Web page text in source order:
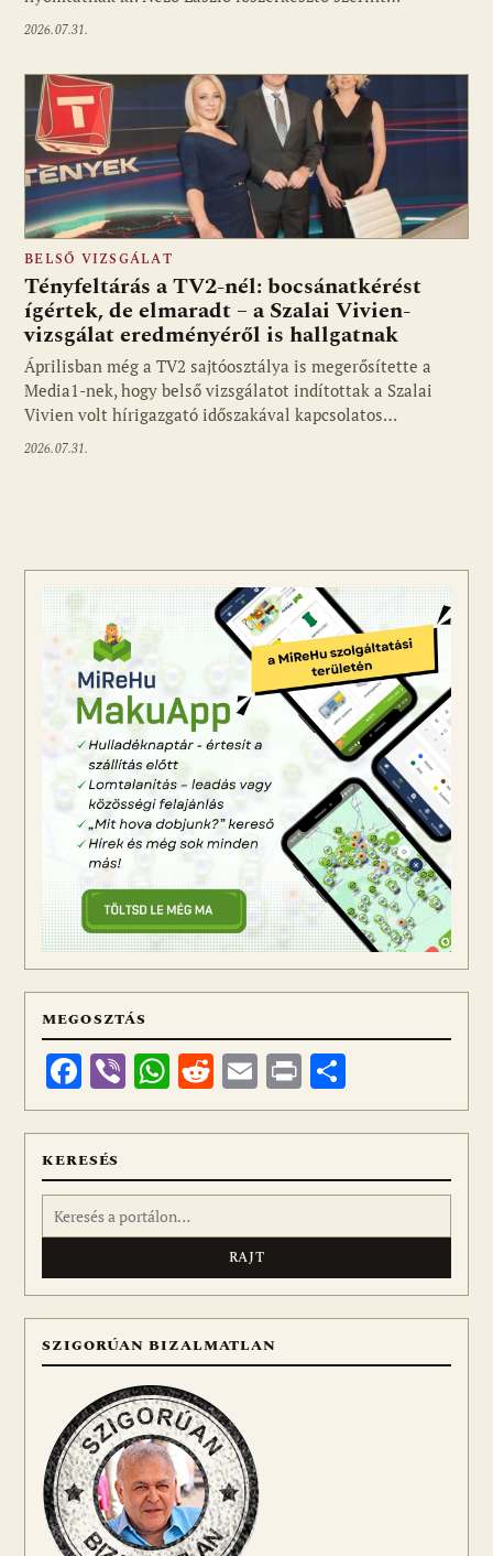
2026.07.31.
BELSŐ VIZSGÁLAT
Tényfeltárás a TV2-nél: bocsánatkérést
ígértek, de elmaradt – a Szalai Vivien-
vizsgálat eredményéről is hallgatnak
Áprilisban még a TV2 sajtóosztálya is megerősítette a
Media1-nek, hogy belső vizsgálatot indítottak a Szalai
Vivien volt hírigazgató időszakával kapcsolatos…
2026.07.31.
MEGOSZTÁS
Facebook
ViberWhatsApp
Reddit
Email
Print
meg
KERESÉS
Keresés:
SZIGORÚAN BIZALMATLAN